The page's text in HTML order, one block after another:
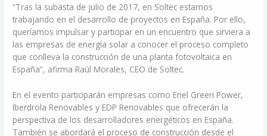
“Tras la subasta de julio de 2017, en Soltec estamos
trabajando en el desarrollo de proyectos en España. Por ello,
queríamos impulsar y participar en un encuentro que sirviera a
las empresas de energía solar a conocer el proceso completo
que conlleva la construcción de una planta fotovoltaica en
España”, afirma Raúl Morales, CEO de Soltec.
En el evento participarán empresas como Enel Green Power,
Iberdrola Renovables y EDP Renovables que ofrecerán la
perspectiva de los desarrolladores energéticos en España.
También se abordará el proceso de construcción desde el